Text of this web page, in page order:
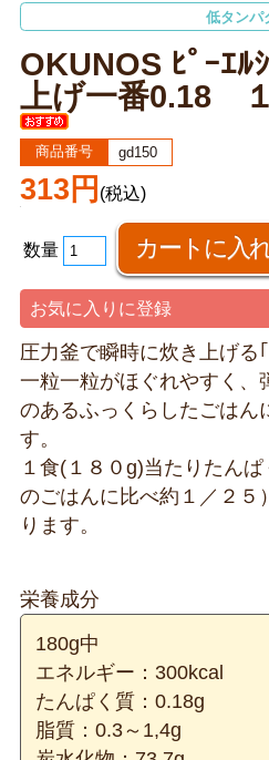
低タンパ
OKUNOS ﾋﾟｰｴﾙ
上げ一番0.18
商品番号 gd150
313円 (税込)
数量
お気に入りに登録
圧力釜で瞬時に炊き上げる
一粒一粒がほぐれやすく、
のあるふっくらしたごはん
す。
１食(１８０g)当たりたん
のごはんに比べ約１／２５
ります。
栄養成分
180g中
エネルギー：300kcal
たんぱく質：0.18g
脂質：0.3～1,4g